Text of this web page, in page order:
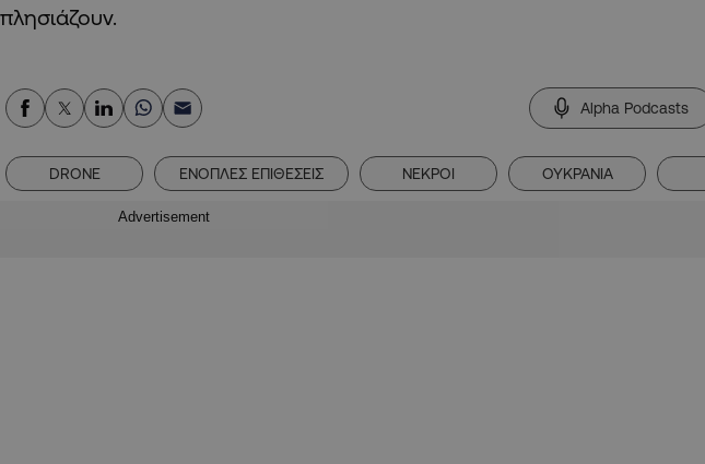
πλησιάζουν.
Alpha Podcasts
DRONE ΕΝΟΠΛΕΣ ΕΠΙΘΕΣΕΙΣ ΝΕΚΡΟΙ ΟΥΚΡΑΝΙΑ
Advertisement